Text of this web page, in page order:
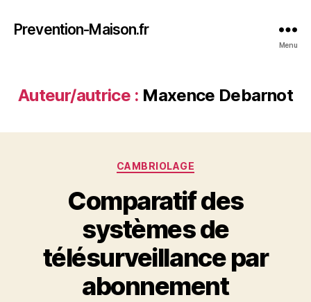
Prevention-Maison.fr
Menu
Auteur/autrice : Maxence Debarnot
Catégories
CAMBRIOLAGE
Comparatif des
systèmes de
télésurveillance par
abonnement